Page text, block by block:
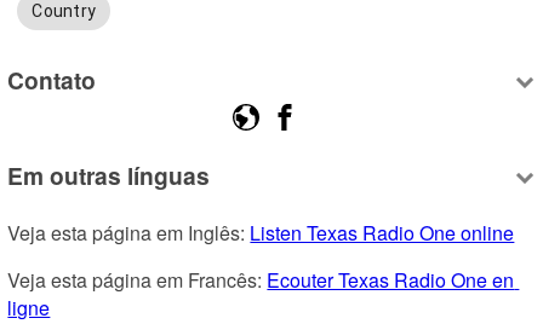
Country
Contato
Em outras línguas
Veja esta página em Inglês: Listen Texas Radio One online
Veja esta página em Francês: Ecouter Texas Radio One en
ligne